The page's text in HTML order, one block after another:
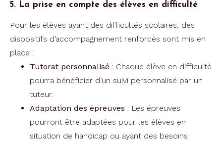
5. La prise en compte des élèves en difficulté
Pour les élèves ayant des difficultés scolaires, des
dispositifs d’accompagnement renforcés sont mis en
place :
Tutorat personnalisé : Chaque élève en difficulté
pourra bénéficier d’un suivi personnalisé par un
tuteur.
Adaptation des épreuves : Les épreuves
pourront être adaptées pour les élèves en
situation de handicap ou ayant des besoins